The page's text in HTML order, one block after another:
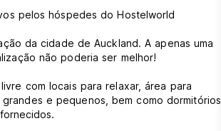
pelos hóspedes do Hostelworld
da cidade de Auckland. A apenas uma
não poderia ser melhor!
com locais para relaxar, área para
e pequenos, bem como dormitórios